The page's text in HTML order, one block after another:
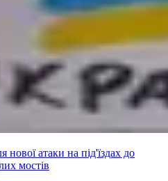
атаки на під'їздах до
мостів